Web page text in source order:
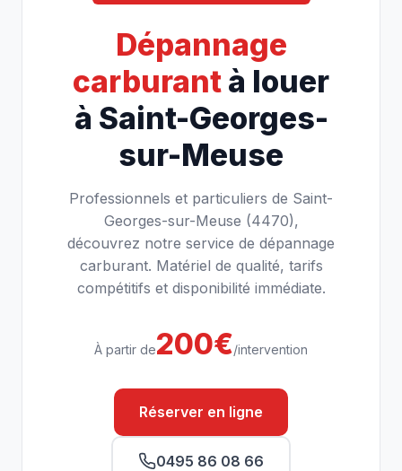
Dépannage
carburantà louer
à Saint-Georges-
sur-Meuse
Professionnels et particuliers de Saint-
Georges-sur-Meuse (4470),
découvrez notre service de dépannage
carburant. Matériel de qualité, tarifs
compétitifs et disponibilité immédiate.
À partir de200€/intervention
Réserver en ligne
0495 86 08 66